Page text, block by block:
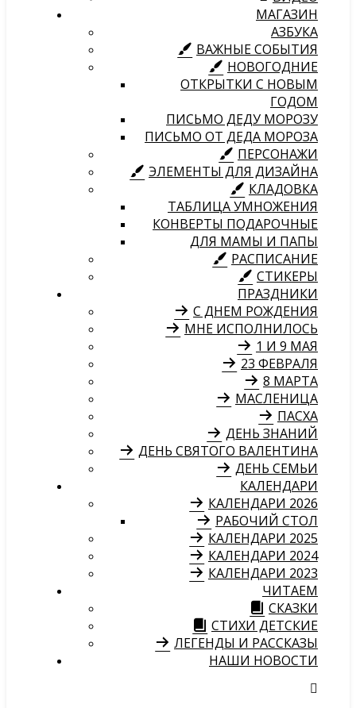
МАГАЗИН
АЗБУКА
ВАЖНЫЕ СОБЫТИЯ
НОВОГОДНИЕ
ОТКРЫТКИ С НОВЫМ
ГОДОМ
ПИСЬМО ДЕДУ МОРОЗУ
ПИСЬМО ОТ ДЕДА МОРОЗА
ПЕРСОНАЖИ
ЭЛЕМЕНТЫ ДЛЯ ДИЗАЙНА
КЛАДОВКА
ТАБЛИЦА УМНОЖЕНИЯ
КОНВЕРТЫ ПОДАРОЧНЫЕ
ДЛЯ МАМЫ И ПАПЫ
РАСПИСАНИЕ
СТИКЕРЫ
ПРАЗДНИКИ
С ДНЕМ РОЖДЕНИЯ
МНЕ ИСПОЛНИЛОСЬ
1 И 9 МАЯ
23 ФЕВРАЛЯ
8 МАРТА
МАСЛЕНИЦА
ПАСХА
ДЕНЬ ЗНАНИЙ
ДЕНЬ СВЯТОГО ВАЛЕНТИНА
ДЕНЬ СЕМЬИ
КАЛЕНДАРИ
КАЛЕНДАРИ 2026
РАБОЧИЙ СТОЛ
КАЛЕНДАРИ 2025
КАЛЕНДАРИ 2024
КАЛЕНДАРИ 2023
ЧИТАЕМ
СКАЗКИ
СТИХИ ДЕТСКИЕ
ЛЕГЕНДЫ И РАССКАЗЫ
НАШИ НОВОСТИ